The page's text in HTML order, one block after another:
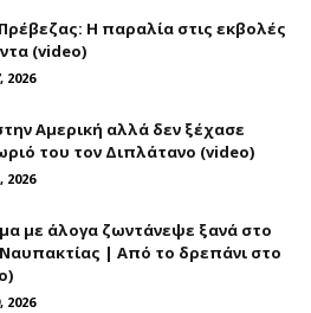
Η παραλία στις εκβολές
(video)
2026
Αμερική αλλά δεν ξέχασε
του τον Διπλάτανο (video)
2026
με άλογα ζωντάνεψε ξανά στο
| Από το δρεπάνι στο
2026